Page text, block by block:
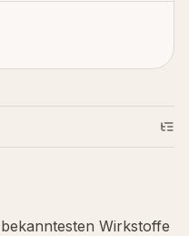
Wirkstoffe